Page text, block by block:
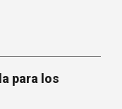
para los